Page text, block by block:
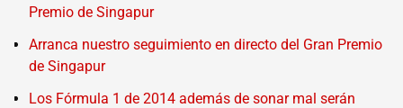
Premio de Singapur
Arranca nuestro seguimiento en directo del Gran Premio
de Singapur
Los Fórmula 1 de 2014 además de sonar mal serán